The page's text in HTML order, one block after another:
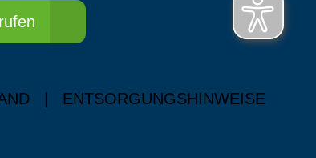
ENTSORGUNGSHINWEISE